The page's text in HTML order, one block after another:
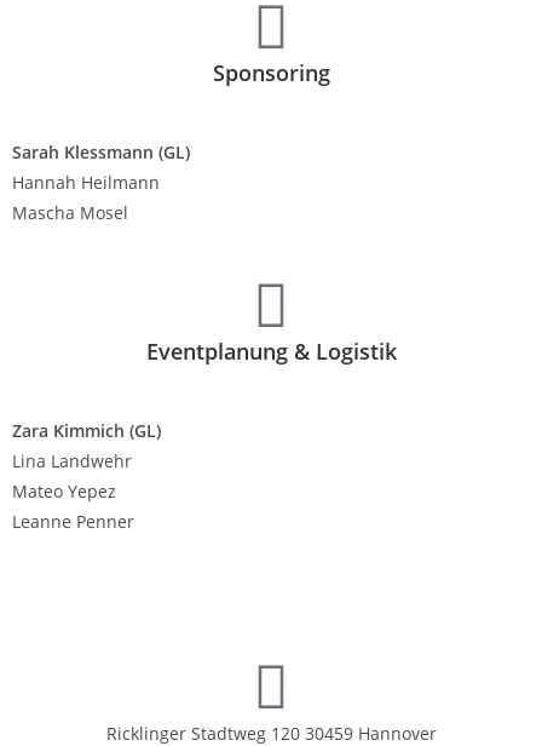
Sponsoring
Sarah Klessmann (GL)
Hannah Heilmann
Mascha Mosel
Eventplanung & Logistik
Zara Kimmich (GL)
Lina Landwehr
Mateo Yepez
Leanne Penner
Ricklinger Stadtweg 120 30459 Hannover